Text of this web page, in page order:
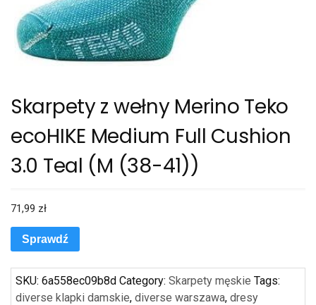
Skarpety z wełny Merino Teko
ecoHIKE Medium Full Cushion
3.0 Teal (M (38-41))
71,99 zł
Sprawdź
SKU: 6a558ec09b8d Category: Skarpety męskie Tags:
diverse klapki damskie, diverse warszawa, dresy